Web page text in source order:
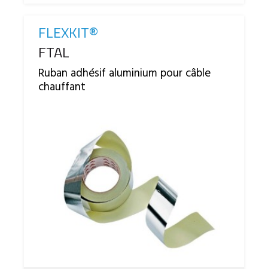
FLEXKIT®
Reference
FTAL
Ruban adhésif aluminium pour câble
chauffant